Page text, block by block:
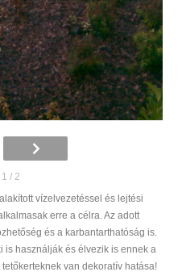
/ 2
vízelvezetéssel és lejtési
erre a célra. Az adott
és a karbantarthatóság is.
is használják és élvezik is ennek a
van dekoratív hatása!